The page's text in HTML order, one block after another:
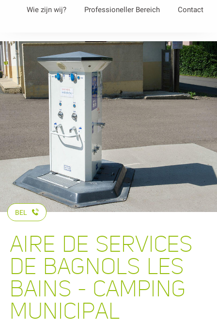
principal
Wie zijn wij? Professioneller Bereich Contact
BEL
AIRE DE SERVICES
DE BAGNOLS LES
BAINS - CAMPING
MUNICIPAL